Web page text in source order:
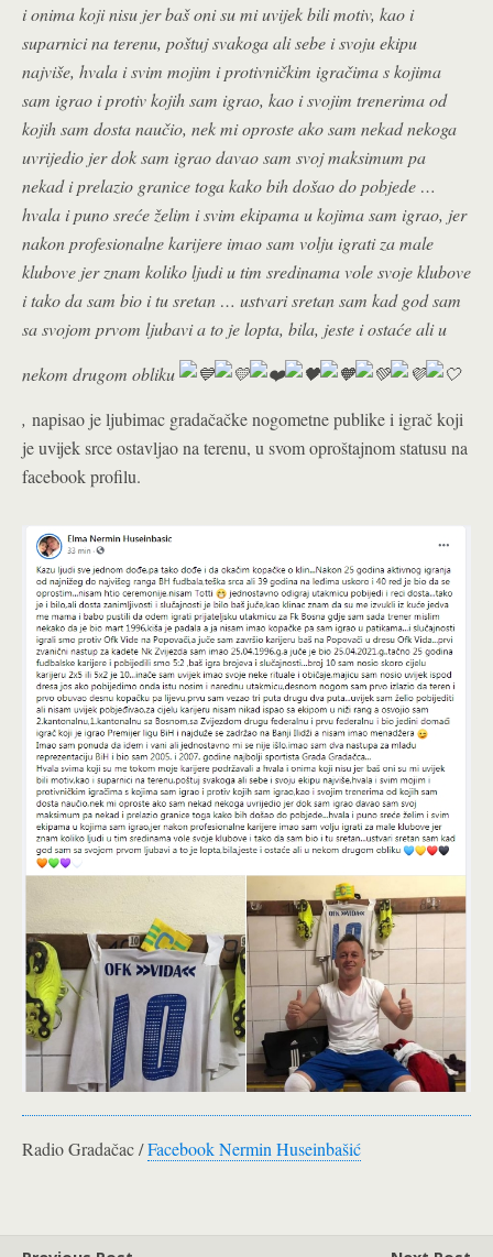
i onima koji nisu jer baš oni su mi uvijek bili motiv, kao i
suparnici na terenu, poštuj svakoga ali sebe i svoju ekipu
najviše, hvala i svim mojim i protivničkim igračima s kojima
sam igrao i protiv kojih sam igrao, kao i svojim trenerima od
kojih sam dosta naučio, nek mi oproste ako sam nekad nekoga
uvrijedio jer dok sam igrao davao sam svoj maksimum pa
nekad i prelazio granice toga kako bih došao do pobjede …
hvala i puno sreće želim i svim ekipama u kojima sam igrao, jer
nakon profesionalne karijere imao sam volju igrati za male
klubove jer znam koliko ljudi u tim sredinama vole svoje klubove
i tako da sam bio i tu sretan … ustvari sretan sam kad god sam
sa svojom prvom ljubavi a to je lopta, bila, jeste i ostaće ali u
nekom drugom obliku
, napisao je ljubimac gradačačke nogometne publike i igrač koji
je uvijek srce ostavljao na terenu, u svom oproštajnom statusu na
facebook profilu.
Radio Gradačac /Facebook Nermin Huseinbašić